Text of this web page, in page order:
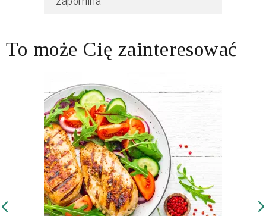
To może Cię zainteresować